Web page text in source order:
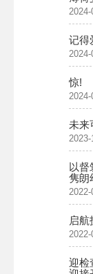
2024-
记得
2024-
惊!
2024-
未来
2023-
以督
隽朗
2022-
启航
2022-
迎检